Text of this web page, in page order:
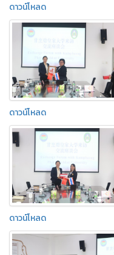
ดาวน์โหลด
ดาวน์โหลด
ดาวน์โหลด